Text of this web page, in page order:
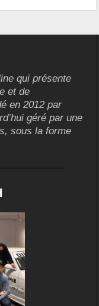
qui présente
et de
en 2012 par
géré par une
sous la forme